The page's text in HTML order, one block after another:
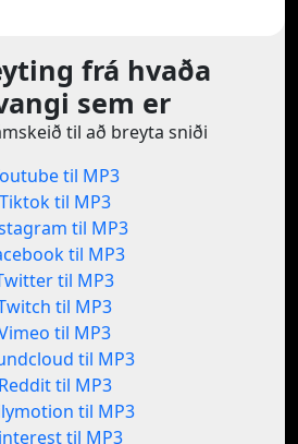
frá hvaða
sem er
til að breyta sniði
til MP3
Tiktok til MP3
til MP3
til MP3
til MP3
til MP3
til MP3
til MP3
Reddit til MP3
til MP3
til MP3